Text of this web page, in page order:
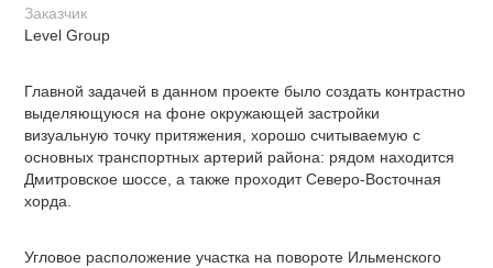
Заказчик
Level Group
Главной задачей в данном проекте было создать контрастно
выделяющуюся на фоне окружающей застройки
визуальную точку притяжения, хорошо считываемую с
основных транспортных артерий района: рядом находится
Дмитровское шоссе, а также проходит Северо-Восточная
хорда.
Угловое расположение участка на повороте Ильменского